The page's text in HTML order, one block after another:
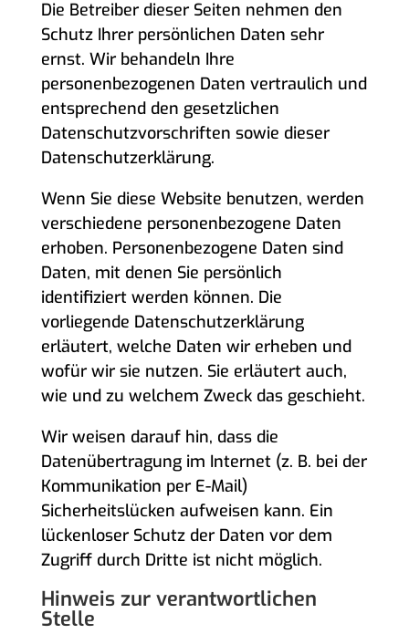
Die Betreiber dieser Seiten nehmen den
Schutz Ihrer persönlichen Daten sehr
ernst. Wir behandeln Ihre
personenbezogenen Daten vertraulich und
entsprechend den gesetzlichen
Datenschutzvorschriften sowie dieser
Datenschutzerklärung.
Wenn Sie diese Website benutzen, werden
verschiedene personenbezogene Daten
erhoben. Personenbezogene Daten sind
Daten, mit denen Sie persönlich
identifiziert werden können. Die
vorliegende Datenschutzerklärung
erläutert, welche Daten wir erheben und
wofür wir sie nutzen. Sie erläutert auch,
wie und zu welchem Zweck das geschieht.
Wir weisen darauf hin, dass die
Datenübertragung im Internet (z. B. bei der
Kommunikation per E-Mail)
Sicherheitslücken aufweisen kann. Ein
lückenloser Schutz der Daten vor dem
Zugriff durch Dritte ist nicht möglich.
Hinweis zur verantwortlichen
Stelle